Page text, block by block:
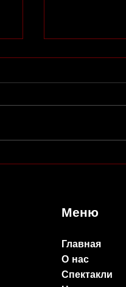
Меню
Главная
О нас
Спектакли